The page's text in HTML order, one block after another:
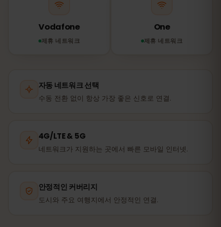
Vodafone
제휴 네트워크
One
제휴 네트워크
자동 네트워크 선택
수동 전환 없이 항상 가장 좋은 신호로 연결.
4G/LTE & 5G
네트워크가 지원하는 곳에서 빠른 모바일 인터넷.
안정적인 커버리지
도시와 주요 여행지에서 안정적인 연결.